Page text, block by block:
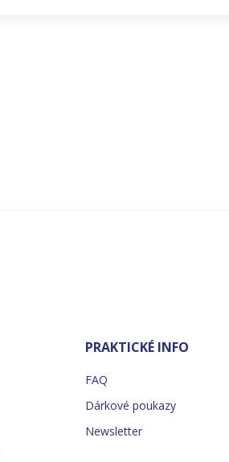
PRAKTICKÉ INFO
FAQ
Dárkové poukazy
Newsletter